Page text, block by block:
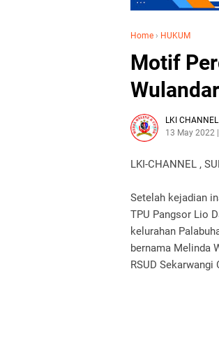
Home › HUKUM
Motif
LKI CHANNEL
13 May 2022
LKI-CHANNEL ,
Setelah kejadian
TPU Pangsor Lio
kelurahan
bernama Melinda
RSUD Sekarwangi